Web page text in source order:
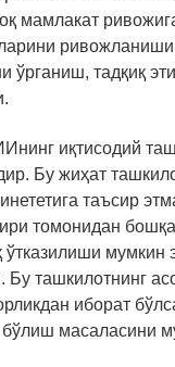
мамлакат
ўрганиш, тадқиқ
иқтисодий
Бу жиҳат
таъсир
томонидан
ўтказилиши
Бу ташкилотнинг
иборат
бўлиш масаласини